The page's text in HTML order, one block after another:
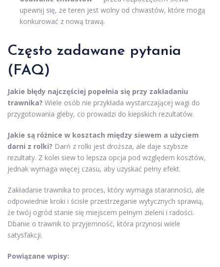
upewnij się, że teren jest wolny od chwastów, które mogą
konkurować z nową trawą.
Często zadawane pytania
(FAQ)
Jakie błędy najczęściej popełnia się przy zakładaniu
trawnika? Wiele osób nie przykłada wystarczającej wagi do
przygotowania gleby, co prowadzi do kiepskich rezultatów.
Jakie są różnice w kosztach między siewem a użyciem
darni z rolki? Darń z rolki jest droższa, ale daje szybsze
rezultaty. Z kolei siew to lepsza opcja pod względem kosztów,
jednak wymaga więcej czasu, aby uzyskać pełny efekt.
Zakładanie trawnika to proces, który wymaga staranności, ale
odpowiednie kroki i ścisłe przestrzeganie wytycznych sprawią,
że twój ogród stanie się miejscem pełnym zieleni i radości.
Dbanie o trawnik to przyjemność, która przynosi wiele
satysfakcji.
Powiązane wpisy: